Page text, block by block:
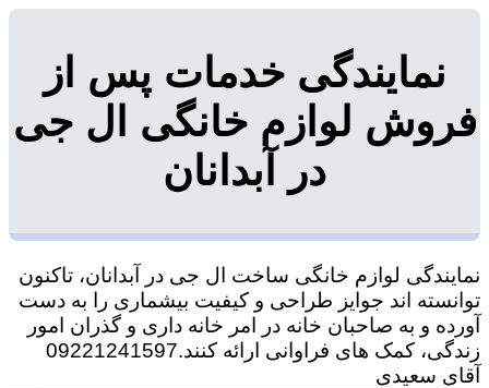
نمایندگی خدمات پس از
فروش لوازم خانگی ال جی
در آبدانان
نمایندگی لوازم خانگی ساخت ال جی در آبدانان، تاکنون
توانسته اند جوایز طراحی و کیفیت بیشماری را به دست
آورده و به صاحبان خانه در امر خانه داری و گذران امور
زندگی، کمک های فراوانی ارائه کنند.09221241597
آقای سعیدی